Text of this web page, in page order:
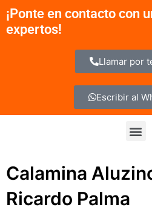
contenido
¡Ponte en contacto con
expertos!
Llamar por
Escribir al
Calamina
Ricardo Palma